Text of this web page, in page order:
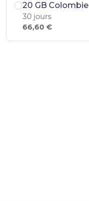
20 GB Colombie
30 jours
66,60 €